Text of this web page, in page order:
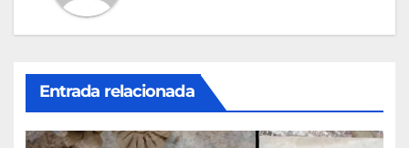
Entrada relacionada